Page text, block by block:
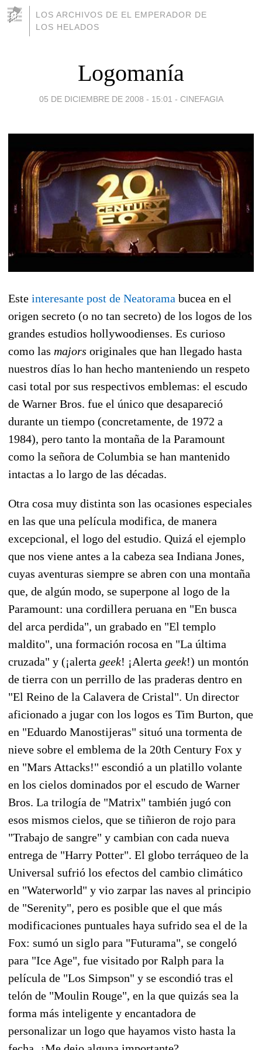
LOS ARCHIVOS DE EL EMPERADOR DE
LOS HELADOS
Logomanía
05 DE DICIEMBRE DE 2008 - 15:01 - CINEFAGIA
Este interesante post de Neatorama bucea en el
origen secreto (o no tan secreto) de los logos de los
grandes estudios hollywoodienses. Es curioso
como las majors originales que han llegado hasta
nuestros días lo han hecho manteniendo un respeto
casi total por sus respectivos emblemas: el escudo
de Warner Bros. fue el único que desapareció
durante un tiempo (concretamente, de 1972 a
1984), pero tanto la montaña de la Paramount
como la señora de Columbia se han mantenido
intactas a lo largo de las décadas.
Otra cosa muy distinta son las ocasiones especiales
en las que una película modifica, de manera
excepcional, el logo del estudio. Quizá el ejemplo
que nos viene antes a la cabeza sea Indiana Jones,
cuyas aventuras siempre se abren con una montaña
que, de algún modo, se superpone al logo de la
Paramount: una cordillera peruana en "En busca
del arca perdida", un grabado en "El templo
maldito", una formación rocosa en "La última
cruzada" y (¡alerta geek! ¡Alerta geek!) un montón
de tierra con un perrillo de las praderas dentro en
"El Reino de la Calavera de Cristal". Un director
aficionado a jugar con los logos es Tim Burton, que
en "Eduardo Manostijeras" situó una tormenta de
nieve sobre el emblema de la 20th Century Fox y
en "Mars Attacks!" escondió a un platillo volante
en los cielos dominados por el escudo de Warner
Bros. La trilogía de "Matrix" también jugó con
esos mismos cielos, que se tiñieron de rojo para
"Trabajo de sangre" y cambian con cada nueva
entrega de "Harry Potter". El globo terráqueo de la
Universal sufrió los efectos del cambio climático
en "Waterworld" y vio zarpar las naves al principio
de "Serenity", pero es posible que el que más
modificaciones puntuales haya sufrido sea el de la
Fox: sumó un siglo para "Futurama", se congeló
para "Ice Age", fue visitado por Ralph para la
película de "Los Simpson" y se escondió tras el
telón de "Moulin Rouge", en la que quizás sea la
forma más inteligente y encantadora de
personalizar un logo que hayamos visto hasta la